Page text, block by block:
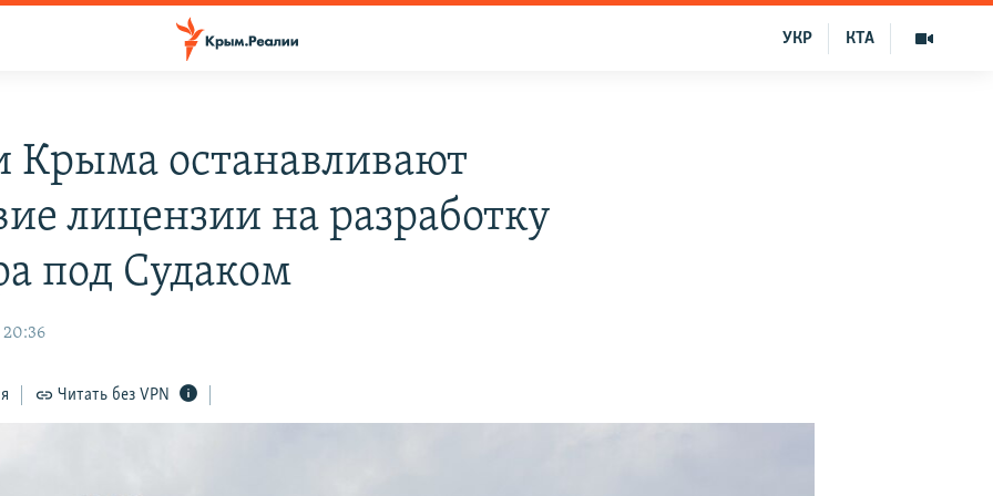
КТА
УКР
Крыма останавливают
лицензии на разработку
под Судаком
20:36
Читать без VPN